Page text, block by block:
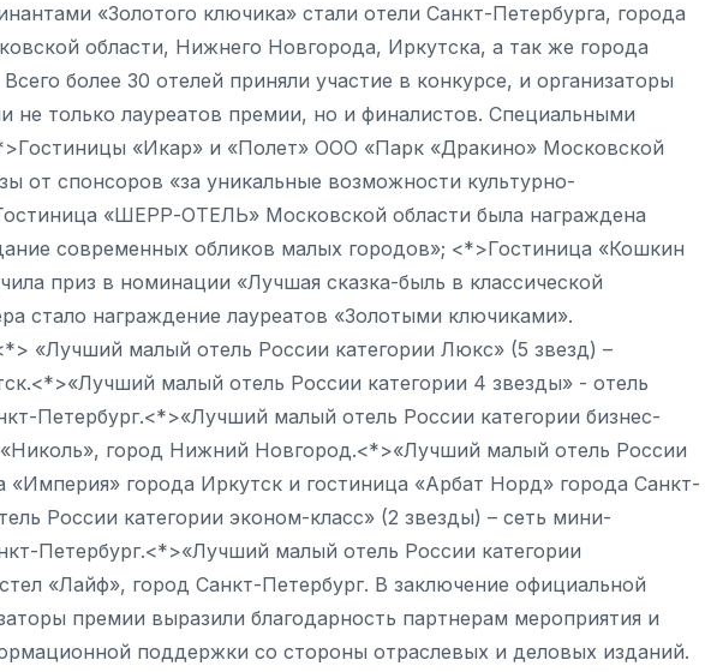
«Золотого ключика» стали отели Санкт-Петербурга, города
области, Нижнего Новгорода, Иркутска, а так же города
более 30 отелей приняли участие в конкурсе, и организаторы
не только лауреатов премии, но и финалистов. Специальными
«Икар» и «Полет» ООО «Парк «Дракино» Московской
от спонсоров «за уникальные возможности культурно-
«ШЕРР-ОТЕЛЬ» Московской области была награждена
современных обликов малых городов»; <*>Гостиница «Кошкин
приз в номинации «Лучшая сказка-быль в классической
стало награждение лауреатов «Золотыми ключиками».
«Лучший малый отель России категории Люкс» (5 звезд) –
малый отель России категории 4 звезды» - отель
Петербург.<*>«Лучший малый отель России категории бизнес-
город Нижний Новгород.<*>«Лучший малый отель России
«Империя» города Иркутск и гостиница «Арбат Норд» города Санкт-
России категории эконом-класс» (2 звезды) – сеть мини-
Петербург.<*>«Лучший малый отель России категории
«Лайф», город Санкт-Петербург. В заключение официальной
премии выразили благодарность партнерам мероприятия и
поддержки со стороны отраслевых и деловых изданий.